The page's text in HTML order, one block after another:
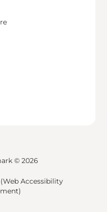
© 2026
Accessibility